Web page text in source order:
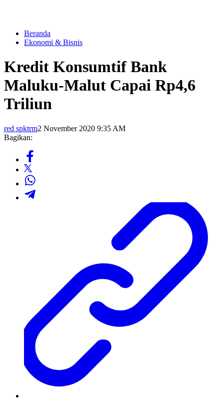
Beranda
Ekonomi & Bisnis
Kredit Konsumtif Bank
Maluku-Malut Capai Rp4,6
Triliun
red spktrm2 November 2020 9:35 AM
Bagikan: